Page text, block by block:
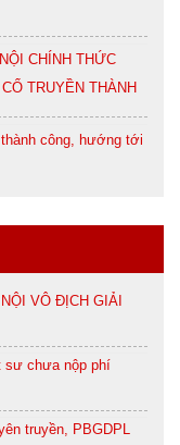
CHÍNH THỨC
TRUYỀN THÀNH
công, hướng tới
VÔ ĐỊCH GIẢI
sư chưa nộp phí
truyền, PBGDPL